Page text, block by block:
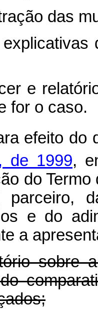
das
relatório
for o caso.
efeito do
de 1999,
do
e do
a
sobre